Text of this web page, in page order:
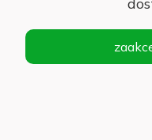
Od ponad 25 lat
polskim rynku